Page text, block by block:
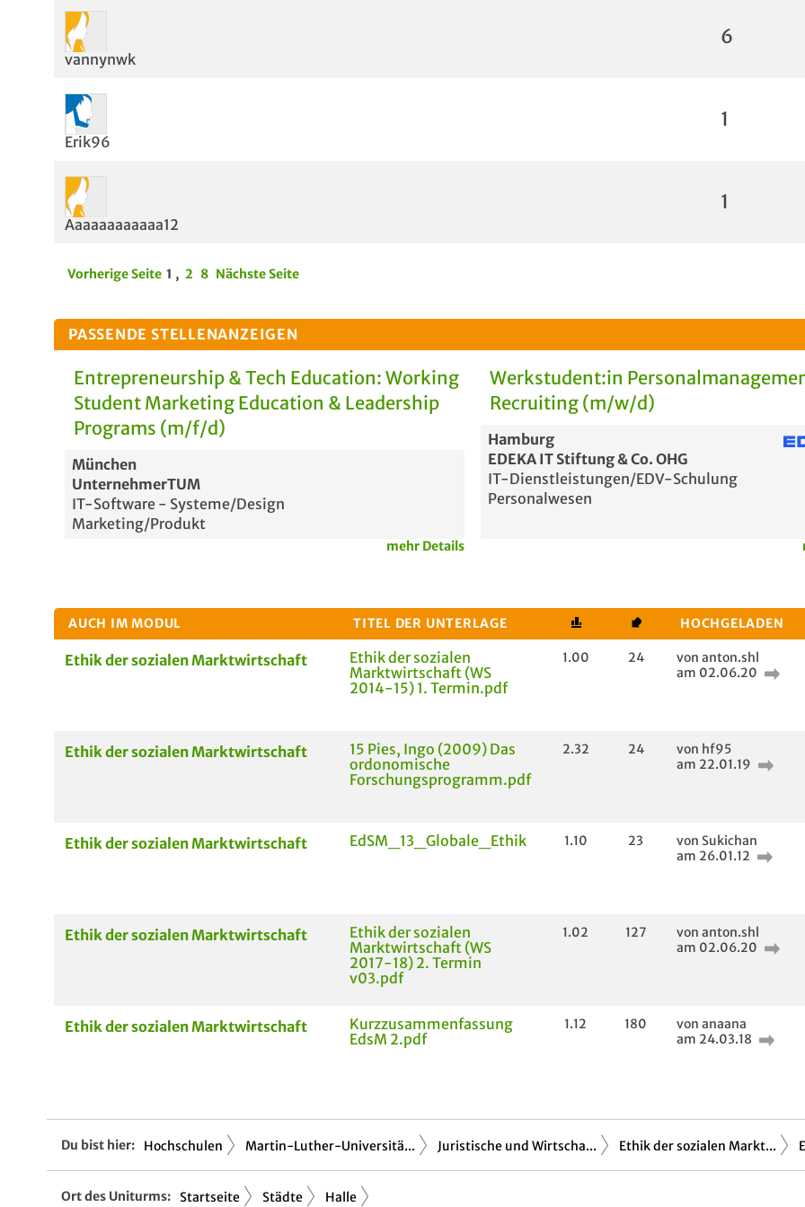
vannynwk
6
Erik96
1
Aaaaaaaaaaaa12
1
Vorherige Seite 1 , 2 8 Nächste Seite
PASSENDE STELLENANZEIGEN
Entrepreneurship & Tech Education: Working
Student Marketing Education & Leadership
Programs (m/f/d)
München
UnternehmerTUM
IT-Software - Systeme/Design
Marketing/Produkt
mehr Details
Werkstudent:in
Recruiting (m/w/d)
Hamburg
EDEKA IT Stiftung & Co. OHG
IT-Dienstleistungen/EDV-Schulung
Personalwesen
AUCH IM MODUL TITEL DER UNTERLAGE HOCHGELADEN
Ethik der sozialen Marktwirtschaft
Ethik der sozialen
Marktwirtschaft (WS
2014-15) 1. Termin.pdf
1.00 24
von anton.shl
am 02.06.20
Ethik der sozialen Marktwirtschaft
15 Pies, Ingo (2009) Das
ordonomische
Forschungsprogramm.pdf
2.32 24
von hf95
am 22.01.19
Ethik der sozialen Marktwirtschaft EdSM_13_Globale_Ethik 1.10 23
von Sukichan
am 26.01.12
Ethik der sozialen Marktwirtschaft
Ethik der sozialen
Marktwirtschaft (WS
2017-18) 2. Termin
v03.pdf
1.02 127
von anton.shl
am 02.06.20
Ethik der sozialen Marktwirtschaft
Kurzzusammenfassung
EdsM 2.pdf
1.12 180
von anaana
am 24.03.18
Du bist hier: Hochschulen Martin-Luther-Universitä... Juristische und Wirtscha... Ethik der sozialen Markt...
Ort des Uniturms: Startseite Städte Halle